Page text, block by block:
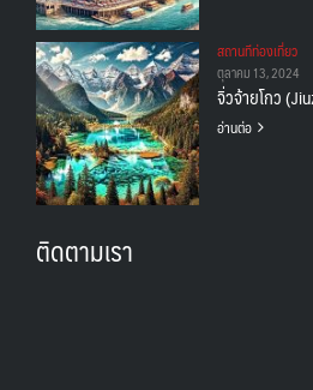
สถานทีท่องเที่ยว
ตุลาคม 13, 2024
จิ่วจ้ายโกว
อ่านต่อ
ติดตามเรา